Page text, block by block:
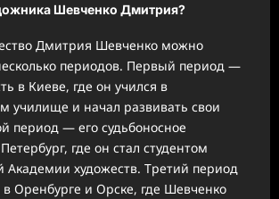
Шевченко Дмитрия?
Дмитрия Шевченко можно
периодов. Первый период —
в Киеве, где он учился в
училище и начал развивать свои
период — его судьбоносное
где он стал студентом
Академии художеств. Третий период
Оренбурге и Орске, где Шевченко